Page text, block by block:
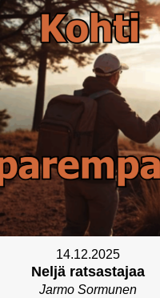
14.12.2025
Neljä ratsastajaa
Jarmo Sormunen